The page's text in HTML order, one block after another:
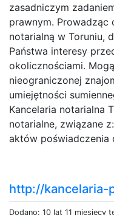
zasadniczym
prawnym. Prowadząc
notarialną w Toruniu,
Państwa interesy
okolicznościami.
nieograniczonej
umiejętności
Kancelaria notarialna
notarialne, związane
aktów poświadczenia
http://kancelaria-
Dodano: 10 lat 11 miesięcy